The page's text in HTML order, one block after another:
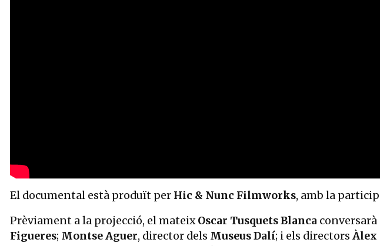
El documental està produït per Hic & Nunc Filmworks, amb la
Prèviament a la projecció, el mateixOscar Tusquets Blanca conversarà
Figueres; Montse Aguer, director dels Museus Dalí; i els directors Àlex